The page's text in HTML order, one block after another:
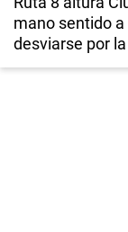
mano sentido a
desviarse por